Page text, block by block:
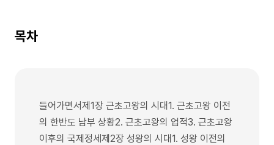
목차
들어가면서제1장 근초고왕의 시대1. 근초고왕 이전
의 한반도 남부 상황2. 근초고왕의 업적3. 근초고왕
이후의 국제정세제2장 성왕의 시대1. 성왕 이전의